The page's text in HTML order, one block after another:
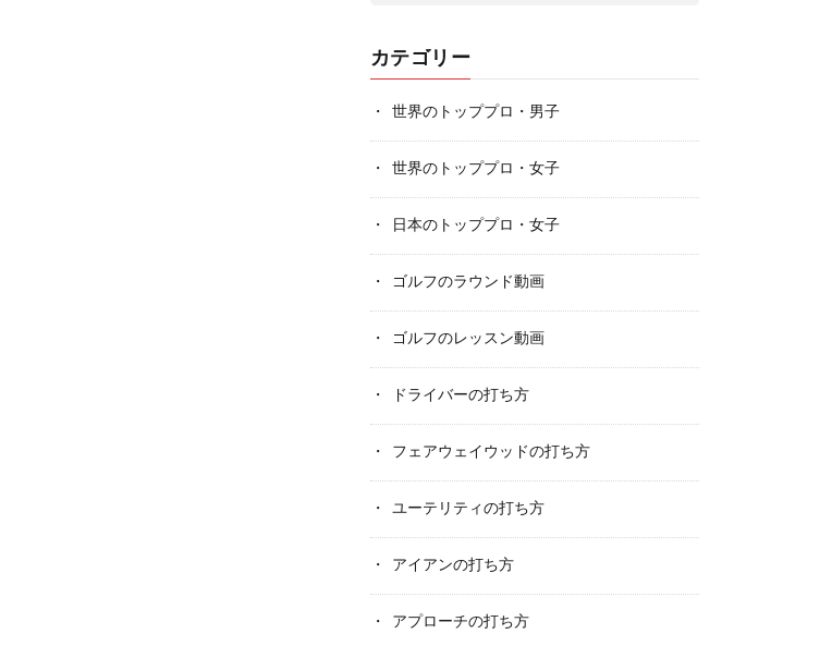
カテゴリー
世界のトッププロ・男子
世界のトッププロ・女子
日本のトッププロ・女子
ゴルフのラウンド動画
ゴルフのレッスン動画
ドライバーの打ち方
フェアウェイウッドの打ち方
ユーテリティの打ち方
アイアンの打ち方
アプローチの打ち方